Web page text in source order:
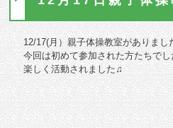
12/17(月）親子体操教室がありまし
今回は初めて参加された方たちでし
楽しく活動されました♫